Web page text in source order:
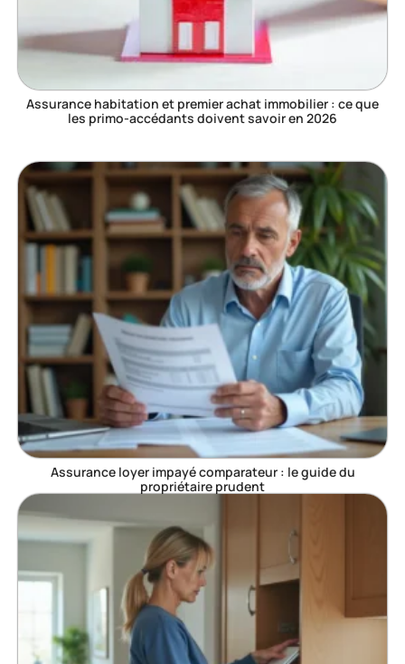
Assurance habitation et premier achat immobilier : ce que
les primo-accédants doivent savoir en 2026
Assurance loyer impayé comparateur : le guide du
propriétaire prudent